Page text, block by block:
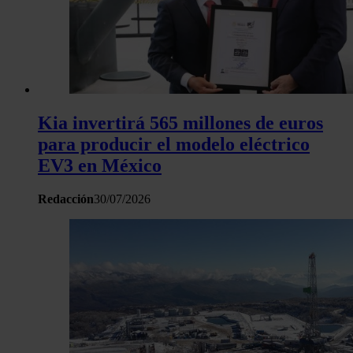
sitio web con nuestros partners de redes sociales,
análisis web, quienes pueden combinarla con otra
haya proporcionado o que hayan recopilado a partir del uso
hecho de sus servicios.
Kia invertirá 565 millones de euros
para producir el modelo eléctrico
EV3 en México
Redacción30/07/2026